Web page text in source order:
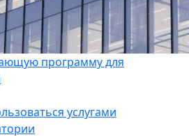
программу для
услугами